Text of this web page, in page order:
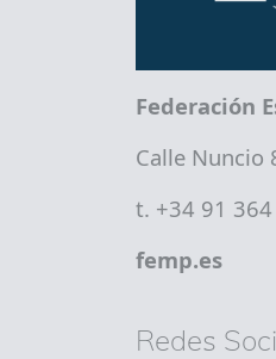
Federación
Calle Nuncio
t. +34 91
femp.es
Redes